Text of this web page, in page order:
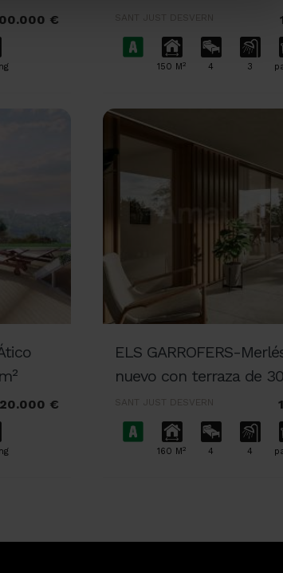
€
150 M2 4 3
€
ELS GARROFERS-
nuevo con terraza de
SANT JUST DESVERN
160 M2 4 4